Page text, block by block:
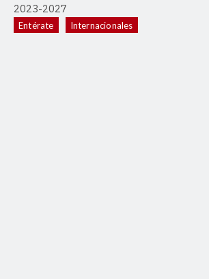
2023-2027
Entérate Internacionales